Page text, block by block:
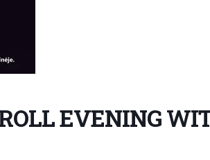
EVENING